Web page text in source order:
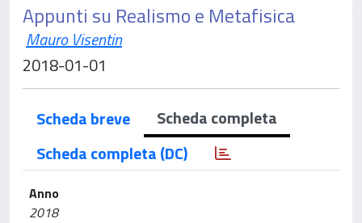
Appunti su Realismo e Metafisica
Mauro Visentin
2018-01-01
Scheda breve
Scheda completa
Scheda completa (DC)
Anno
2018